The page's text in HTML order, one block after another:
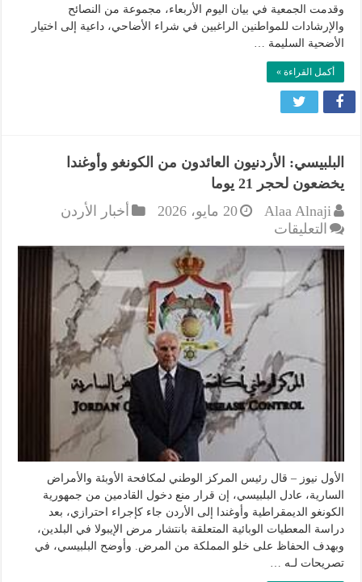
وقدمت الجمعية في بيان اليوم الأربعاء، مجموعة من النصائح
والإرشادات للمواطنين الراغبين في شراء الأضاحي، داعية إلى اختيار
الأضحية السليمة …
أكمل القراءة »
البلبيسي: الأردنيون العائدون من الكونغو وأوغندا
يخضعون لحجر 21 يوما
Alaa Alnaji
20 مايو، 2026
أخبار الأردن
التعليقات
البلبيسي:
الأردنيون
العائدون
من
الكونغو
وأوغندا
يخضعون
لحجر
21
يوما
مغلقة
الأول نيوز – قال رئيس المركز الوطني لمكافحة الأوبئة والأمراض
السارية، عادل البلبيسي، إن قرار منع دخول القادمين من جمهورية
الكونغو الديمقراطية وأوغندا إلى الأردن جاء كإجراء احترازي، بعد
دراسة المعطيات الوبائية المتعلقة بانتشار مرض الإيبولا في البلدين،
وبهدف الحفاظ على خلو المملكة من المرض. وأوضح البلبيسي، في
تصريحات لـه …